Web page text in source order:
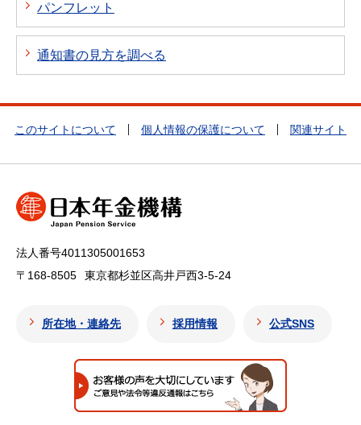
パンフレット
通知書の見方を調べる
このサイトについて 個人情報の保護について 関連サイト
法人番号4011305001653
〒168-8505
東京都杉並区高井戸西3-5-24
所在地・連絡先 採用情報 公式SNS